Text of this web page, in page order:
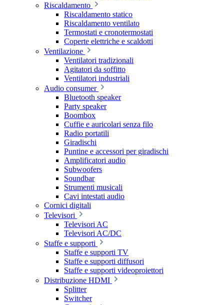
Riscaldamento
Riscaldamento statico
Riscaldamento ventilato
Termostati e cronotermostati
Coperte elettriche e scaldotti
Ventilazione
Ventilatori tradizionali
Agitatori da soffitto
Ventilatori industriali
Audio consumer
Bluetooth speaker
Party speaker
Boombox
Cuffie e auricolari senza filo
Radio portatili
Giradischi
Puntine e accessori per giradischi
Amplificatori audio
Subwoofers
Soundbar
Strumenti musicali
Cavi intestati audio
Cornici digitali
Televisori
Televisori AC
Televisori AC/DC
Staffe e supporti
Staffe e supporti TV
Staffe e supporti diffusori
Staffe e supporti videoproiettori
Distribuzione HDMI
Splitter
Switcher